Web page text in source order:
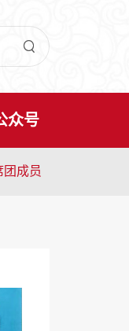

众号
团成员